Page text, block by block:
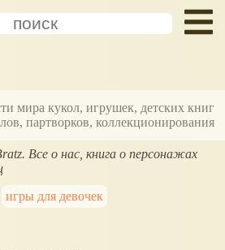
мира кукол, игрушек, детских книг
партворков, коллекционирования
Все о нас, книга о персонажах
игры для девочек